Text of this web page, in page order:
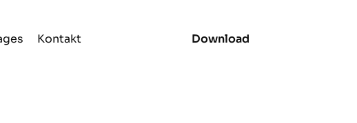
Kontakt Download